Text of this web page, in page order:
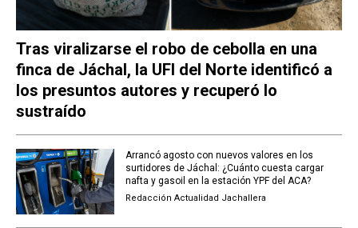
Tras viralizarse el robo de cebolla en una
finca de Jáchal, la UFI del Norte identificó a
los presuntos autores y recuperó lo
sustraído
Arrancó agosto con nuevos valores en los
surtidores de Jáchal: ¿Cuánto cuesta cargar
nafta y gasoil en la estación YPF del ACA?
Redacción Actualidad Jachallera